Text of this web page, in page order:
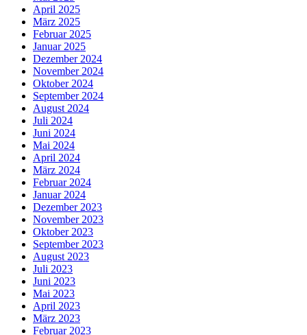
April 2025
März 2025
Februar 2025
Januar 2025
Dezember 2024
November 2024
Oktober 2024
September 2024
August 2024
Juli 2024
Juni 2024
Mai 2024
April 2024
März 2024
Februar 2024
Januar 2024
Dezember 2023
November 2023
Oktober 2023
September 2023
August 2023
Juli 2023
Juni 2023
Mai 2023
April 2023
März 2023
Februar 2023